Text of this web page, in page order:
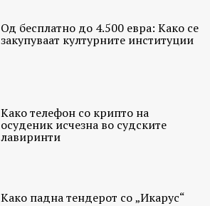
Од бесплатно до 4.500 евра: Како се
закупуваат културните институции
Како телефон со крипто на
осуденик исчезна во судските
лавиринти
Како падна тендерот со „Икарус“